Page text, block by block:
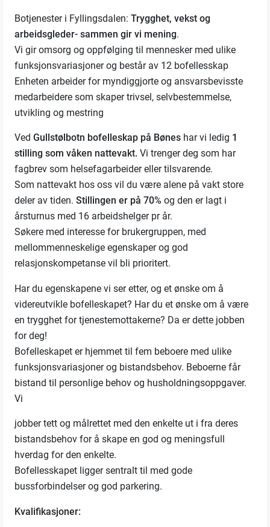
Botjenester i Fyllingsdalen:Trygghet, vekst og
arbeidsgleder- sammen gir vi mening.
Vi gir omsorg og oppfølging til mennesker med ulike
funksjonsvariasjoner og består av 12 bofellesskap
Enheten arbeider for myndiggjorte og ansvarsbevisste
medarbeidere som skaper trivsel, selvbestemmelse,
utvikling og mestring
VedGullstølbotn bofelleskap på Bønes har vi ledig 1
stilling som våken nattevakt.Vi trenger deg som har
fagbrev som helsefagarbeider eller tilsvarende.
Som nattevakt hos oss vil du være alene på vakt store
deler av tiden.Stillingen er på 70% og den er lagt i
årsturnus med 16 arbeidshelger pr år.
Søkere med interesse for brukergruppen, med
mellommenneskelige egenskaper og god
relasjonskompetanse vil bli prioritert.
Har du egenskapene vi ser etter, og et ønske om å
videreutvikle bofelleskapet? Har du et ønske om å være
en trygghet for tjenestemottakerne? Da er dette jobben
for deg!
Bofelleskapet er hjemmet til fem beboere med ulike
funksjonsvariasjoner og bistandsbehov. Beboerne får
bistand til personlige behov og husholdningsoppgaver.
Vi
jobber tett og målrettet med den enkelte ut i fra deres
bistandsbehov for å skape en god og meningsfull
hverdag for den enkelte.
Bofellesskapet ligger sentralt til med gode
bussforbindelser og god parkering.
Kvalifikasjoner: